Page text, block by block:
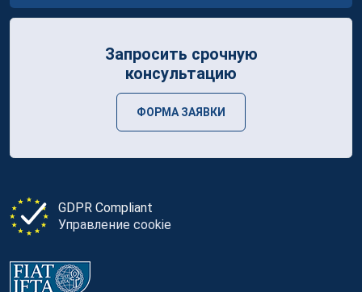
GDPR Compliant
Управление cookie
Запросить срочную
консультацию
ФОРМА ЗАЯВКИ